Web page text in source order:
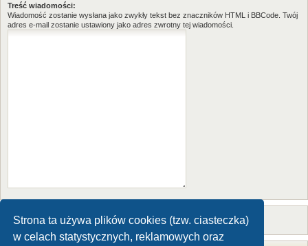
Strona ta używa plików cookies (tzw. ciasteczka)
w celach statystycznych, reklamowych oraz
Treść wiadomości:
Wiadomość zostanie wysłana jako zwykły tekst bez znaczników HTML i BBCode. Twój
adres e-mail zostanie ustawiony jako adres zwrotny tej wiadomości.